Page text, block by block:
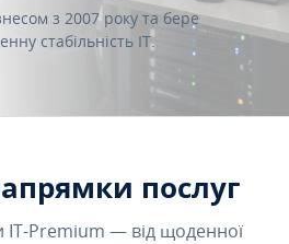
з 2007 року та бере
стабільність IT.
послуг
IT-Premium — від щоденної